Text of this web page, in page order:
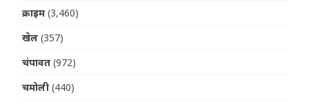
क्राइम (3,460)
खेल (357)
चंपावत (972)
चमोली (440)